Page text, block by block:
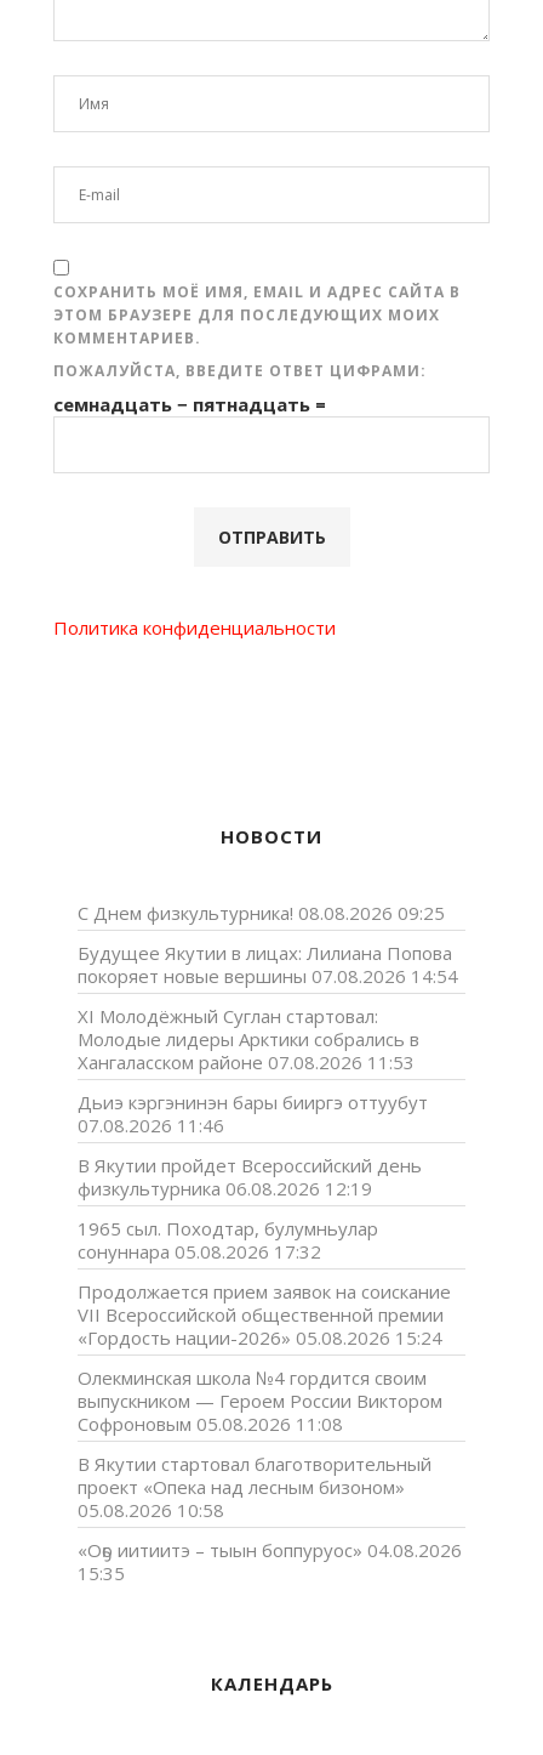
СОХРАНИТЬ МОЁ ИМЯ, EMAIL И АДРЕС САЙТА В
ЭТОМ БРАУЗЕРЕ ДЛЯ ПОСЛЕДУЮЩИХ МОИХ
КОММЕНТАРИЕВ.
ПОЖАЛУЙСТА, ВВЕДИТЕ ОТВЕТ ЦИФРАМИ:
семнадцать − пятнадцать =
Политика конфиденциальности
НОВОСТИ
С Днем физкультурника! 08.08.2026 09:25
Будущее Якутии в лицах: Лилиана Попова
покоряет новые вершины 07.08.2026 14:54
XI Молодёжный Суглан стартовал:
Молодые лидеры Арктики собрались в
Хангаласском районе 07.08.2026 11:53
Дьиэ кэргэнинэн бары бииргэ оттуубут
07.08.2026 11:46
В Якутии пройдет Всероссийский день
физкультурника 06.08.2026 12:19
1965 сыл. Походтар, булумньулар
сонуннара 05.08.2026 17:32
Продолжается прием заявок на соискание
VII Всероссийской общественной премии
«Гордость нации-2026» 05.08.2026 15:24
Олекминская школа №4 гордится своим
выпускником — Героем России Виктором
Софроновым 05.08.2026 11:08
В Якутии стартовал благотворительный
проект «Опека над лесным бизоном»
05.08.2026 10:58
«Оҕо иитиитэ – тыын боппуруос» 04.08.2026
15:35
КАЛЕНДАРЬ